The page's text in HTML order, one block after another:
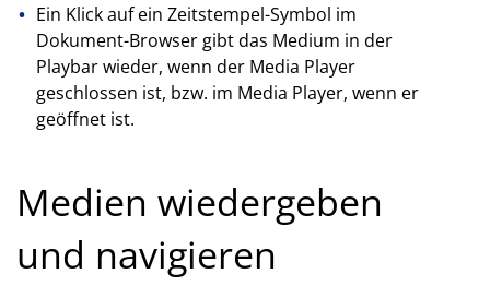
Ein Klick auf ein Zeitstempel-Symbol im
Dokument-Browser gibt das Medium in der
Playbar wieder, wenn der Media Player
geschlossen ist, bzw. im Media Player, wenn er
geöffnet ist.
Medien wiedergeben
und navigieren